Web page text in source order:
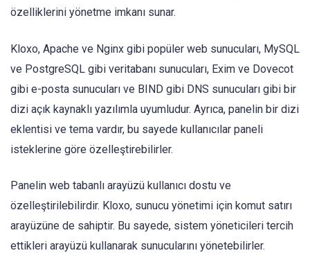
özelliklerini yönetme imkanı sunar.
Kloxo, Apache ve Nginx gibi popüler web sunucuları, MySQL
ve PostgreSQL gibi veritabanı sunucuları, Exim ve Dovecot
gibi e-posta sunucuları ve BIND gibi DNS sunucuları gibi bir
dizi açık kaynaklı yazılımla uyumludur. Ayrıca, panelin bir dizi
eklentisi ve tema vardır, bu sayede kullanıcılar paneli
isteklerine göre özelleştirebilirler.
Panelin web tabanlı arayüzü kullanıcı dostu ve
özelleştirilebilirdir. Kloxo, sunucu yönetimi için komut satırı
arayüzüne de sahiptir. Bu sayede, sistem yöneticileri tercih
ettikleri arayüzü kullanarak sunucularını yönetebilirler.